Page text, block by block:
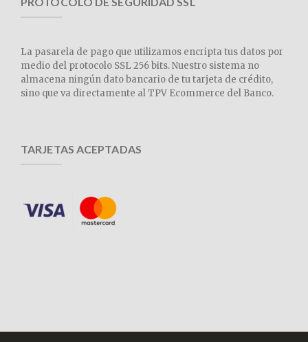
La pasarela de pago que utilizamos encripta tus datos por
medio del protocolo SSL 256 bits. Nuestro sistema no
almacena ningún dato bancario de tu tarjeta de crédito,
sino que va directamente al TPV Ecommerce del Banco.
TARJETAS ACEPTADAS